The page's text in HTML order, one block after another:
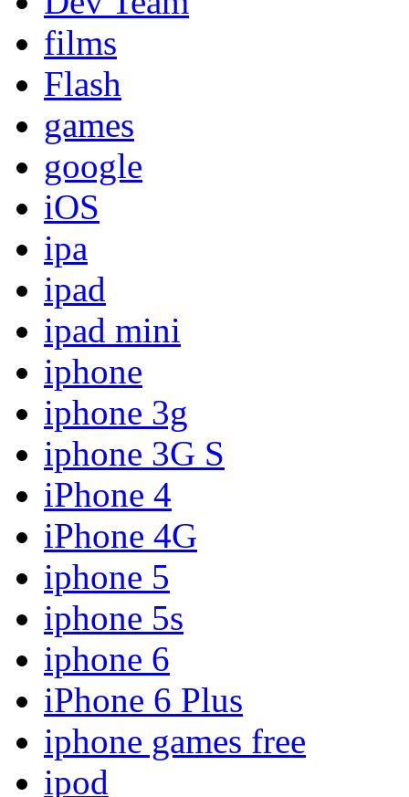
films
Flash
games
google
iOS
ipa
ipad
ipad mini
iphone
iphone 3g
iphone 3G S
iPhone 4
iPhone 4G
iphone 5
iphone 5s
iphone 6
iPhone 6 Plus
iphone games free
ipod